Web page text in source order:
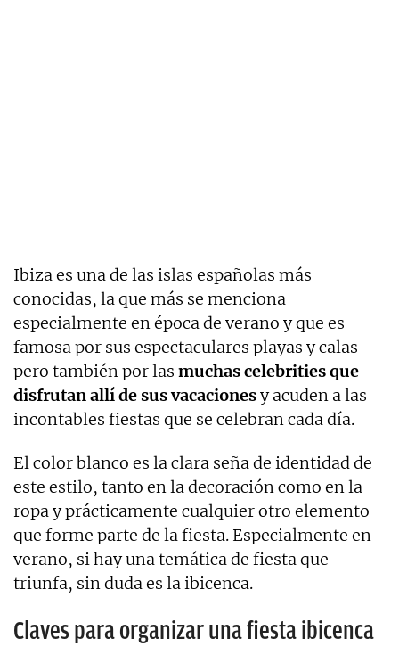
Ibiza es una de las islas españolas más
conocidas, la que más se menciona
especialmente en época de verano y que es
famosa por sus espectaculares playas y calas
pero también por las muchas celebrities que
disfrutan allí de sus vacacionesy acuden a las
incontables fiestas que se celebran cada día.
El color blanco es la clara seña de identidad de
este estilo, tanto en la decoración como en la
ropa y prácticamente cualquier otro elemento
que forme parte de la fiesta. Especialmente en
verano, si hay una temática de fiesta que
triunfa, sin duda es la ibicenca.
Claves para organizar una fiesta ibicenca